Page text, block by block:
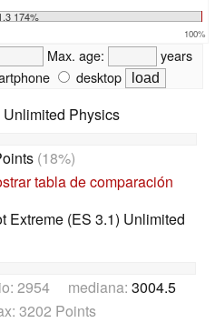
174%
100%
Max. age:
years
desktop
Physics
(18%)
tabla de comparación
Extreme (ES 3.1) Unlimited
2954 mediana: 3004.5
3202 Points